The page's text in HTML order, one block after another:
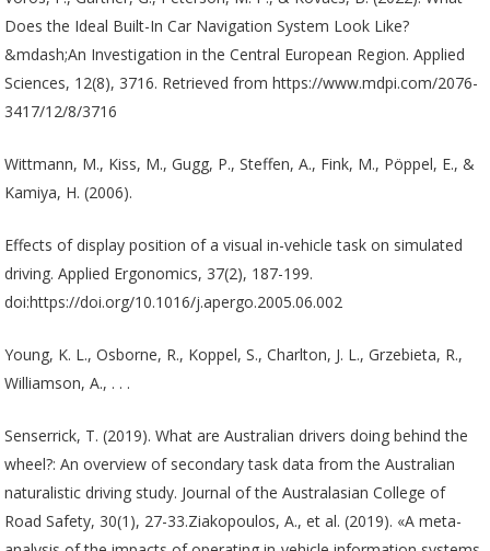
Does the Ideal Built-In Car Navigation System Look Like?
&mdash;An Investigation in the Central European Region. Applied
Sciences, 12(8), 3716. Retrieved from https://www.mdpi.com/2076-
3417/12/8/3716
Wittmann, M., Kiss, M., Gugg, P., Steffen, A., Fink, M., Pöppel, E., &
Kamiya, H. (2006).
Effects of display position of a visual in-vehicle task on simulated
driving. Applied Ergonomics, 37(2), 187-199.
doi:https://doi.org/10.1016/j.apergo.2005.06.002
Young, K. L., Osborne, R., Koppel, S., Charlton, J. L., Grzebieta, R.,
Williamson, A., . . .
Senserrick, T. (2019). What are Australian drivers doing behind the
wheel?: An overview of secondary task data from the Australian
naturalistic driving study. Journal of the Australasian College of
Road Safety, 30(1), 27-33.Ziakopoulos, A., et al. (2019). «A meta-